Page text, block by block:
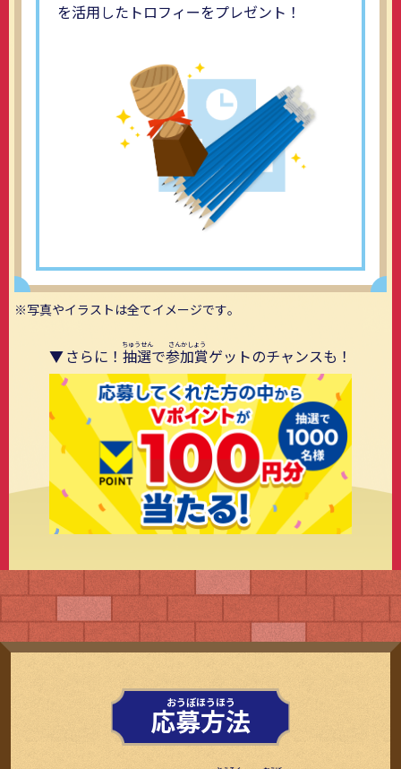
を活用したトロフィーをプレゼント！
写真やイラストは全てイメージです。
さらに！ 抽選で参加賞ゲットのチャンスも！
応募方法